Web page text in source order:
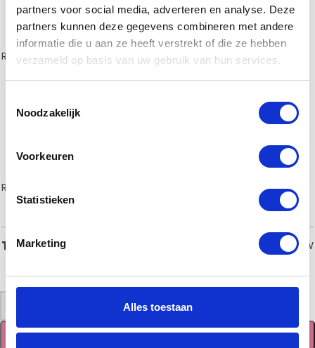
partners voor social media, adverteren en analyse. Deze
partners kunnen deze gegevens combineren met andere
informatie die u aan ze heeft verstrekt of die ze hebben
verzameld op basis van uw gebruik van hun services.
Noodzakelijk
Voorkeuren
Statistieken
Marketing
Alles toestaan
RVS Grijs type GR (€17,50) RVS Type IR(€15,00)
RVS Wit type GR (€21,00)
Totaal 55,00 incl. BTW
TOEVOEGEN AAN WINKELWAGEN